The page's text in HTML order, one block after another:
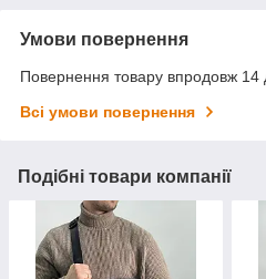
Умови повернення
Повернення товару впродовж 14
Всі умови повернення
Подібні товари компанії